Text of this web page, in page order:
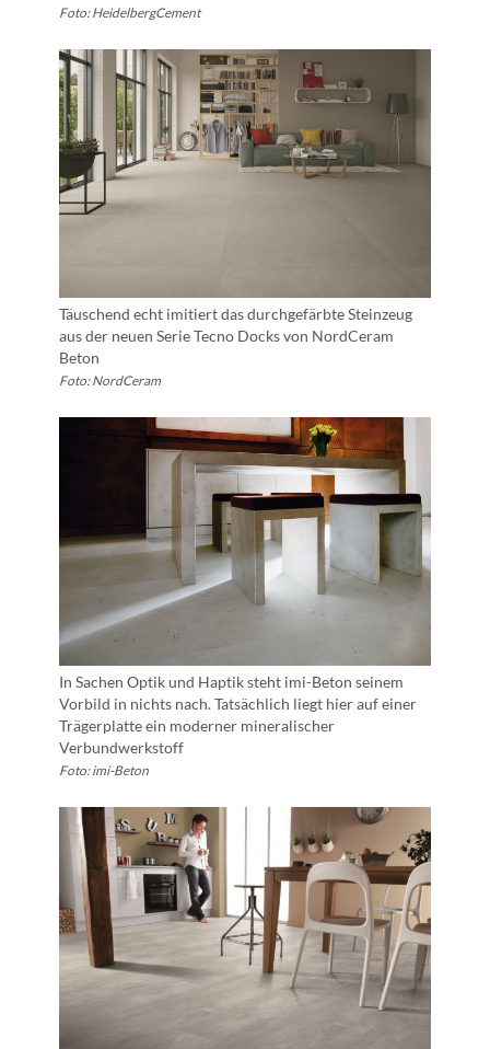
Foto: HeidelbergCement
Täuschend echt imitiert das durchgefärbte Steinzeug
aus der neuen Serie Tecno Docks von NordCeram
Beton
Foto: NordCeram
In Sachen Optik und Haptik steht imi-Beton seinem
Vorbild in nichts nach. Tatsächlich liegt hier auf einer
Trägerplatte ein moderner mineralischer
Verbundwerkstoff
Foto: imi-Beton